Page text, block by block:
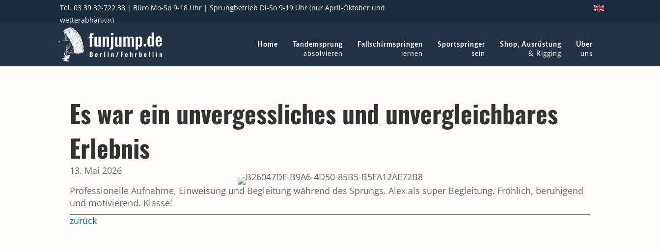
Tel. 03 39 32-722 38 | Büro Mo-So 9-18 Uhr | Sprungbetrieb Di-So 9-19 Uhr (nur April-Oktober und
wetterabhängig)
Home
Tandemsprung
absolvieren
Fallschirmspringen
lernen
Sportspringer
sein
Shop, Ausrüstung
& Rigging
Über
uns
Es war ein unvergessliches und unvergleichbares
Erlebnis
13. Mai 2026
Professionelle Aufnahme, Einweisung und Begleitung während des Sprungs. Alex als super Begleitung. Fröhlich, beruhigend
und motivierend. Klasse!
zurück